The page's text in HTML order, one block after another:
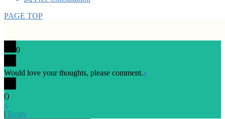
PAGE TOP
0
Would love your thoughts, please comment.x
()
x
| Reply